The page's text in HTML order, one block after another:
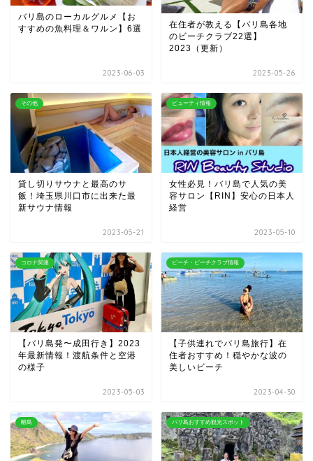
バリ島のローカルグルメ【お
すすめの魚料理＆ワルン】6選
2023-06-03
在住者が教える【バリ島各地
のビーチクラブ22選】
2023（更新）
2023-05-26
その他
貸し切りサウナと最高のサ
飯！埼玉県川口市に出来た最
新サウナ情報
2023-05-21
ビューティ情報
女性必見！バリ島で人気の美
容サロン【RIN】安心の日本人
経営
2023-05-10
コロナ関連
【バリ島発〜成田行き】2023
年最新情報！渡航条件と空港
の様子
2023-05-03
ビーチ・ビーチクラブ情報
【子供連れでバリ島旅行】在
住者おすすめ！穏やかな波の
美しいビーチ
2023-04-30
離島 バリ島おすすめ観光スポット